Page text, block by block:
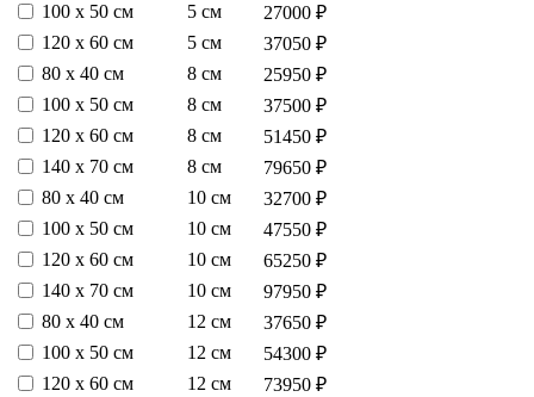
100 х 50 см
5 см
27000 ₽
120 х 60 см
5 см
37050 ₽
80 х 40 см
8 см
25950 ₽
100 х 50 см
8 см
37500 ₽
120 х 60 см
8 см
51450 ₽
140 х 70 см
8 см
79650 ₽
80 х 40 см
10 см
32700 ₽
100 х 50 см
10 см
47550 ₽
120 х 60 см
10 см
65250 ₽
140 х 70 см
10 см
97950 ₽
80 х 40 см
12 см
37650 ₽
100 х 50 см
12 см
54300 ₽
120 х 60 см
12 см
73950 ₽